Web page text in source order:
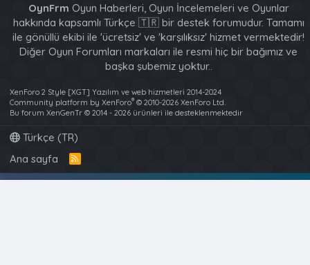
OynFrm Oyun Haberleri, Oyun İncelemeleri ve Oyunlar
hakkında kapsamlı Türkçe 🇹🇷 bir destek forumudur. Tamamı
ile gönüllü ekibi ile 'ücretsiz' ve 'karşılıksız' hizmet vermektedir!
Diğer Oyun Forumları markaları ile resmi hiç bir bağımız ve
başka şubemiz yoktur..
XenForo 2 Style [XGT] Yazılım ve web hizmetleri 2014-2024
Community platform by XenForo® © 2010-2026 XenForo Ltd.
Bu forum XenGenTr © 2014 - 2026 ürünleri ile desteklenmektedir
Türkçe (TR)
Ana sayfa
R
S